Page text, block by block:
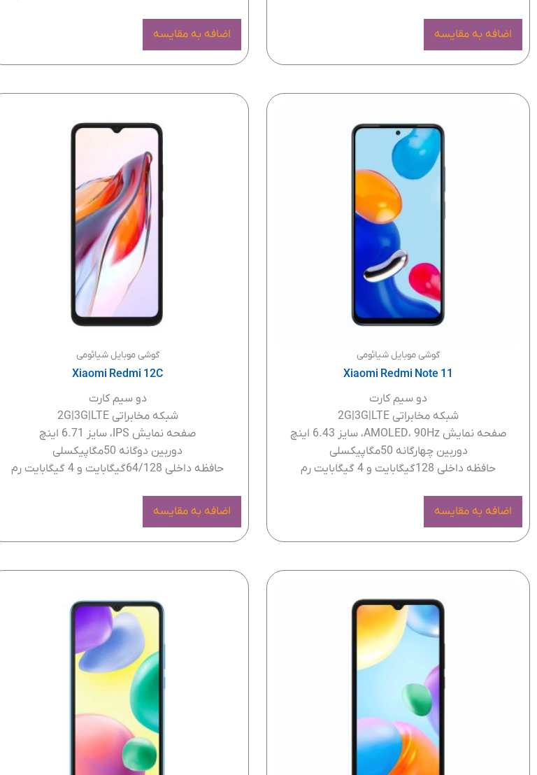
اضافه به مقایسه اضافه به مقایسه
گوشی موبایل شیائومی
Xiaomi Redmi Note 11
دو سیم کارت
شبکه مخابراتی 2G|3G|LTE
صفحه نمایش AMOLED، 90Hz، سایز 6.43 اینچ
دوربین چهارگانه 50مگاپیکسلی
حافظه داخلی 128گیگابایت و 4 گیگابایت رم
اضافه به مقایسه
گوشی موبایل شیائومی
Xiaomi Redmi 12C
دو سیم کارت
شبکه مخابراتی 2G|3G|LTE
صفحه نمایش IPS، سایز 6.71 اینچ
دوربین دوگانه 50مگاپیکسلی
حافظه داخلی 64/128گیگابایت و 4 گیگابایت رم
اضافه به مقایسه